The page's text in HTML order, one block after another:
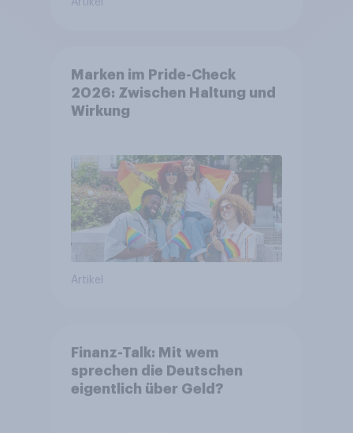
Artikel
Marken im Pride-Check
2026: Zwischen Haltung und
Wirkung
Artikel
Finanz-Talk: Mit wem
sprechen die Deutschen
eigentlich über Geld?